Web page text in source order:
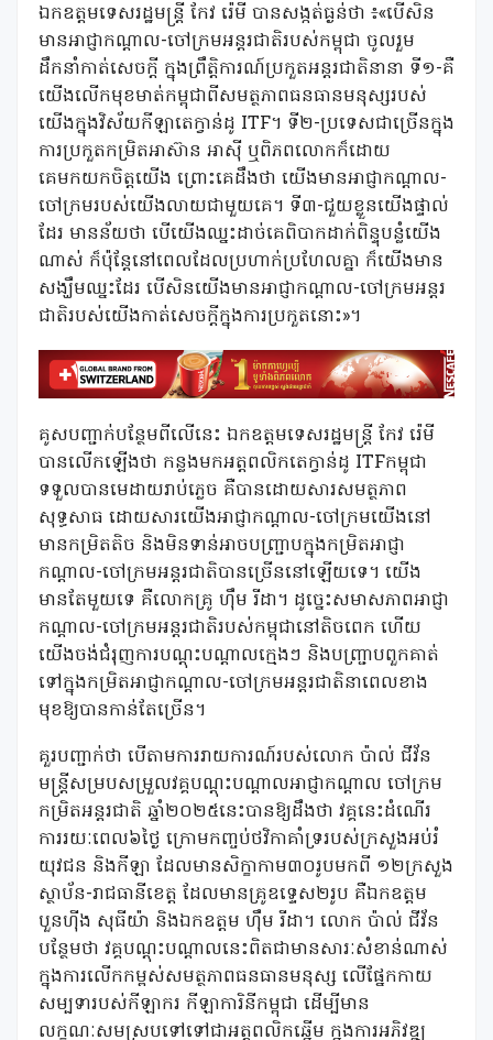
ឯកឧត្តមទេសរដ្ឋមន្ត្រី កែវ រ៉េមី បានសង្កត់ធ្ងន់ថា ៖«បើសិន
មានអាជ្ញាកណ្ដាល-ចៅក្រមអន្ដរជាតិរបស់កម្ពុជា ចូលរួម
ដឹកនាំកាត់សេចក្តី ក្នុងព្រឹត្តិការណ៍ប្រកួតអន្ដរជាតិនានា ទី១-គឺ
យើងលើកមុខមាត់កម្ពុជាពីសមត្ថភាពធនធានមនុស្សរបស់
យើងក្នុងវិស័យកីឡាតេក្វាន់ដូ ITF។ ទី២-ប្រទេសជាច្រើនក្នុង
ការប្រកួតកម្រិតអាស៊ាន អាស៊ី ឬពិភពលោកក៏ដោយ
គេមកយកចិត្តយើង ព្រោះគេដឹងថា យើងមានអាជ្ញាកណ្ដាល-
ចៅក្រមរបស់យើងលាយជាមួយគេ។ ទី៣-ជួយខ្លួនយើងផ្ទាល់
ដែរ មានន័យថា បើយើងឈ្នះដាច់គេពិបាកដាក់ពិន្ទុបន្លំយើង
ណាស់ ក៏ប៉ុន្ដែនៅពេលដែលប្រហាក់ប្រហែលគ្នា ក៏យើងមាន
សង្ឃឹមឈ្នះដែរ បើសិនយើងមានអាជ្ញាកណ្ដាល-ចៅក្រមអន្ដរ
ជាតិរបស់យើងកាត់សេចក្ដីក្នុងការប្រកួតនោះ»។
គូសបញ្ជាក់បន្ថែមពីលើនេះ ឯកឧត្តមទេសរដ្ឋមន្ត្រី កែវ រ៉េមី
បានលើកឡើងថា កន្លងមកអត្តពលិកតេក្វាន់ដូ ITFកម្ពុជា
ទទួលបានមេដាយរាប់ភ្លេច គឺបានដោយសារសមត្ថភាព
សុទ្ធសាធ ដោយសារយើងអាជ្ញាកណ្ដាល-ចៅក្រមយើងនៅ
មានកម្រិតតិច និងមិនទាន់អាចបញ្ជ្រាបក្នុងកម្រិតអាជ្ញា
កណ្ដាល-ចៅក្រមអន្ដរជាតិបានច្រើននៅឡើយទេ។ យើង
មានតែមួយទេ គឺលោកគ្រូ ហ៊ឹម រីដា។ ដូច្នេះសមាសភាពអាជ្ញា
កណ្ដាល-ចៅក្រមអន្ដរជាតិរបស់កម្ពុជានៅតិចពេក ហើយ
យើងចង់ជំរុញការបណ្ដុះបណ្ដាលក្មេងៗ និងបញ្ជ្រាបពួកគាត់
ទៅក្នុងកម្រិតអាជ្ញាកណ្ដាល-ចៅក្រមអន្ដរជាតិនាពេលខាង
មុខឱ្យបានកាន់តែច្រើន។
គួរបញ្ជាក់ថា បើតាមការរាយការណ៍របស់លោក ប៉ាល់ ជីវ័ន
មន្ត្រីសម្របសម្រួលវគ្គបណ្តុះបណ្តាលអាជ្ញាកណ្តាល ចៅក្រម
កម្រិតអន្តរជាតិ ឆ្នាំ២០២៥នេះបានឱ្យដឹងថា វគ្គនេះដំណើរ
ការរយៈពេល៦ថ្ងៃ ក្រោមកញ្ចប់ថវិកាគាំទ្ររបស់ក្រសួងអប់រំ
យុវជន និងកីឡា ដែលមានសិក្ខាកាម៣០រូបមកពី ១២ក្រសួង
ស្ថាប័ន-រាជធានីខេត្ត ដែលមានគ្រូឧទ្ទេស២រូប គឺឯកឧត្តម
បួនហ៊ីង សុធីយ៉ា និងឯកឧត្តម ហ៊ឹម រីដា។ លោក ប៉ាល់ ជីវ័ន
បន្ថែមថា វគ្គបណ្តុះបណ្តាលនេះពិតជាមានសារៈសំខាន់ណាស់
ក្នុងការលើកកម្ពស់សមត្ថភាពធនធានមនុស្ស លើផ្នែកកាយ
សម្បទារបស់កីឡាករ កីឡាការិនីកម្ពុជា ដើម្បីមាន
លក្ខណៈសមស្របទៅទៅជាអត្តពលិកឆ្នើម ក្នុងការអភិវឌ្ឍ